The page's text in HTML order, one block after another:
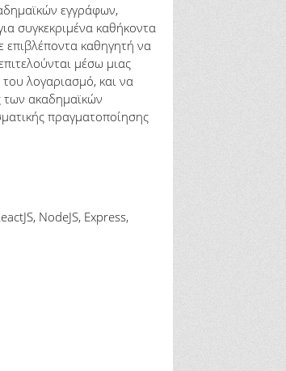
εγγράφων,
συγκεκριμένα καθήκοντα
επιβλέποντα καθηγητή να
μέσω μιας
λογαριασμό, και να
των ακαδημαϊκών
πραγματοποίησης
NodeJS, Express,